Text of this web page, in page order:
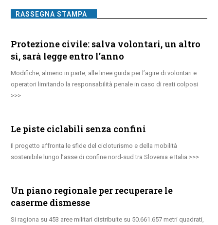
RASSEGNA STAMPA
Protezione civile: salva volontari, un altro
sì, sarà legge entro l’anno
Modifiche, almeno in parte, alle linee guida per l’agire di volontari e
operatori limitando la responsabilità penale in caso di reati colposi
Le piste ciclabili senza confini
Il progetto affronta le sfide del cicloturismo e della mobilità
sostenibile lungo l’asse di confine nord-sud tra Slovenia e Italia
Un piano regionale per recuperare le
caserme dismesse
Si ragiona su 453 aree militari distribuite su 50.661.657 metri quadrati,